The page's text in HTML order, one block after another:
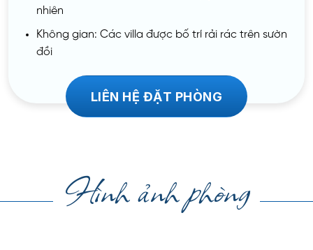
nhiên
Không gian: Các villa được bố trí rải rác trên sườn
đồi
LIÊN HỆ ĐẶT PHÒNG
Hình ảnh phòng